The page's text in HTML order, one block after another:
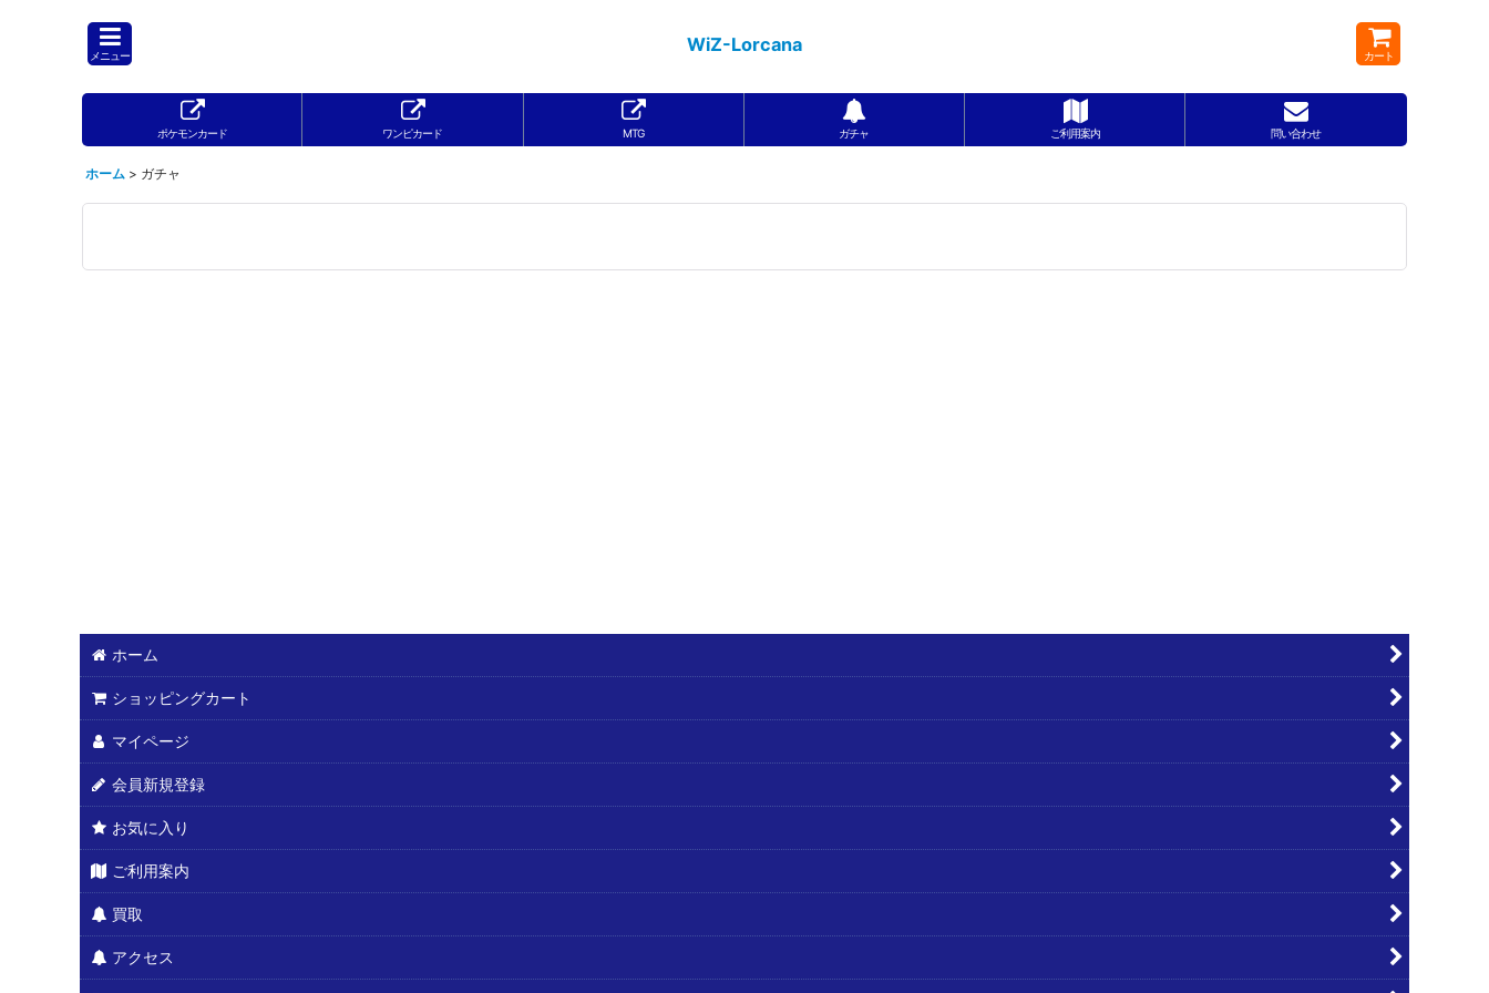
メニュー
WiZ-Lorcana
カート
ポケモンカード ワンピカード MTG ガチャ ご利用案内 問い合わせ
ホーム > ガチャ
ホーム
ショッピングカート
マイページ
会員新規登録
お気に入り
ご利用案内
買取
アクセス